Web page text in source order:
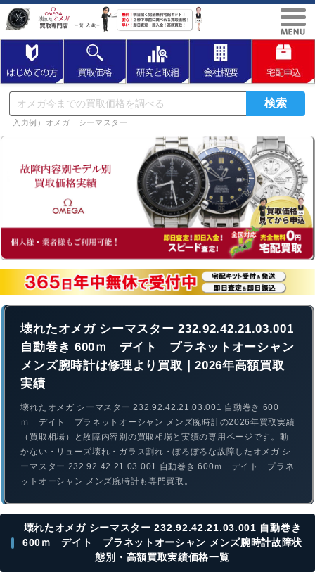
入力例）オメガ シーマスター
壊れたオメガ シーマスター 232.92.42.21.03.001
自動巻き 600ｍ デイト プラネットオーシャン
メンズ腕時計は修理より買取｜2026年高額買取
実績
壊れたオメガ シーマスター 232.92.42.21.03.001 自動巻き 600
ｍ デイト プラネットオーシャン メンズ腕時計の2026年買取実績
（買取相場）と故障内容別の買取相場と実績の専用ページです。動
かない・リューズ壊れ・ガラス割れ・ぼろぼろな故障したオメガ シ
ーマスター 232.92.42.21.03.001 自動巻き 600ｍ デイト プラネ
ットオーシャン メンズ腕時計も専門買取。
壊れたオメガ シーマスター 232.92.42.21.03.001 自動巻き
600ｍ デイト プラネットオーシャン メンズ腕時計故障状
態別・高額買取実績価格一覧